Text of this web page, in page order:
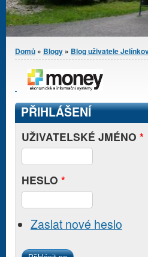
Jste zde
Domů » Blogy » Blog uživatele
PŘIHLÁŠENÍ
UŽIVATELSKÉ JMÉNO *
HESLO *
Zaslat nové heslo